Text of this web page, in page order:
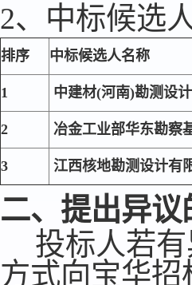
2、中标候选
排序 中标候选人名称
1 中建材(河南)勘测设
2 冶金工业部华东勘察
3 江西核地勘测设计有
二、提出异
投标人若
方式向宝华